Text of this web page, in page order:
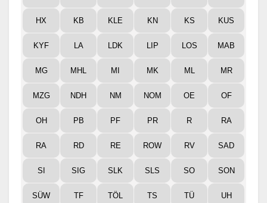
HX KB KLE KN KS KUS
KYF LA LDK LIP LOS MAB
MG MHL MI MK ML MR
MZG NDH NM NOM OE OF
OH PB PF PR R RA
RA RD RE ROW RV SAD
SI SIG SLK SLS SO SON
SÜW TF TÖL TS TÜ UH